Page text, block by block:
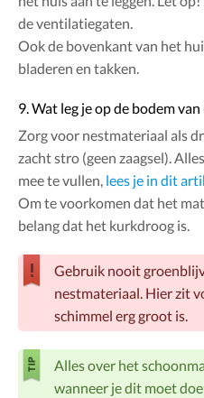
de ventilatiegaten.
Ook de bovenkant van het
bladeren en takken.
9. Wat leg je op de bodem
Zorg voor nestmateriaal als
zacht stro (geen zaagsel).
mee te vullen, lees je in dit
Om te voorkomen dat het
belang dat het kurkdroog is.
Gebruik nooit
nestmateriaal. Hier zit
schimmel erg groot is.
Alles over het
wanneer je dit moet